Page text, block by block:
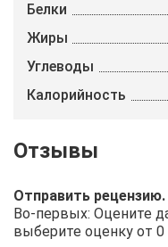
Белки
Жиры
Углеводы
Калорийность
Отправить
Во-первых: Оцените
выберите оценку от 0